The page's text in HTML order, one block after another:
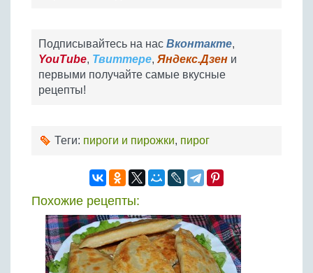
Подписывайтесь на нас Вконтакте,
YouTube, Твиттере, Яндекс.Дзен и
первыми получайте самые вкусные
рецепты!
Теги: пироги и пирожки, пирог
Похожие рецепты: